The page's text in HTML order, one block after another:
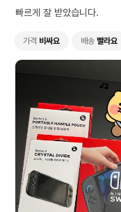
빠르게 잘 받았습니다.
가격 비싸요 배송 빨라요